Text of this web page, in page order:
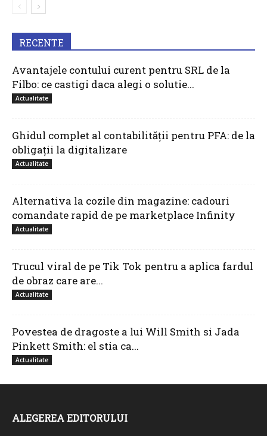
RECENTE
Avantajele contului curent pentru SRL de la
Filbo: ce castigi daca alegi o solutie...
Actualitate
Ghidul complet al contabilității pentru PFA: de la
obligații la digitalizare
Actualitate
Alternativa la cozile din magazine: cadouri
comandate rapid de pe marketplace Infinity
Actualitate
Trucul viral de pe Tik Tok pentru a aplica fardul
de obraz care are...
Actualitate
Povestea de dragoste a lui Will Smith si Jada
Pinkett Smith: el stia ca...
Actualitate
ALEGEREA EDITORULUI